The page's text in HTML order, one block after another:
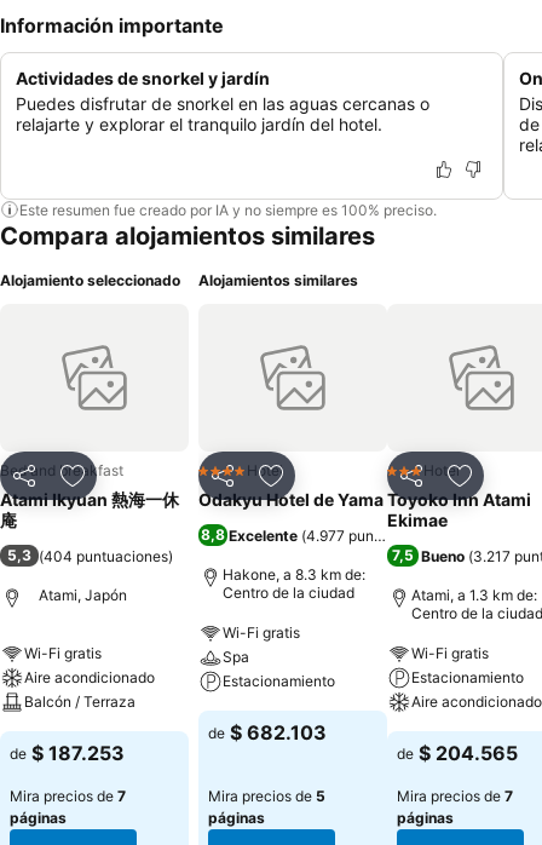
Información importante
Actividades de snorkel y jardín
Puedes disfrutar de snorkel en las aguas cercanas o
relajarte y explorar el tranquilo jardín del hotel.
Este resumen fue creado por IA y no siempre es 100% preciso.
Compara alojamientos similares
Alojamiento seleccionado
CompartirAgregar a favoritos
Bed and breakfast
Atami Ikyuan 熱海一休
庵
5,3 (404 puntuaciones)
Atami, Japón
Wi-Fi gratis
Aire acondicionado
Balcón / Terraza
de $ 187.253
Mira precios de 7
páginas
Alojamientos similares
CompartirAgregar a favoritos
4 EstrellasHotel
Odakyu Hotel de Yama
8,8 Excelente (4.977 puntuaciones
Hakone, a 8.3 km de:
Centro de la ciudad
Wi-Fi gratis
Spa
Estacionamiento
de $ 682.103
Mira precios de 5
páginas
CompartirAgregar
3 Estrellas
Hotel
Toyoko Inn Atami
Ekimae
7,5 Bueno (3.217
Atami, a 1.3 km de:
Centro de la ciudad
Wi-Fi gratis
Estacionamiento
Aire acondicionado
de $ 204.565
Mira precios de 7
páginas